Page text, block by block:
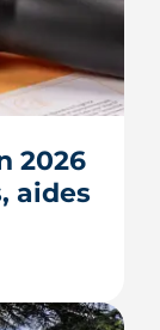
guide
2026
aides